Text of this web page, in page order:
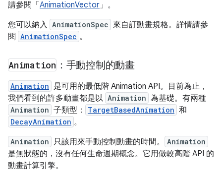
請參閱「 AnimationVector」。
您可以納入 AnimationSpec 來自訂動畫規格。詳情請參
閱 AnimationSpec 。
Animation ：手動控制的動畫
Animation 是可用的最低階 Animation API。目前為止，
我們看到的許多動畫都是以 Animation 為基礎。有兩種
Animation 子類型： TargetBasedAnimation 和
DecayAnimation 。
Animation 只該用來手動控制動畫的時間。 Animation
是無狀態的，沒有任何生命週期概念。它用做較高階 API 的
動畫計算引擎。